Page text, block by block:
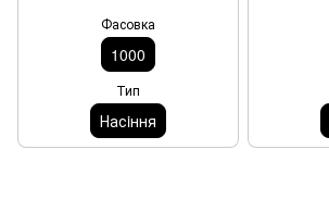
Фасовка
1000
Тип
Насiння